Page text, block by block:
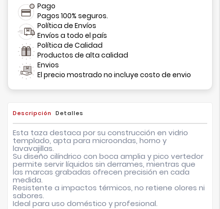
Pago
Pagos 100% seguros.
Política de Envíos
Envíos a todo el país
Política de Calidad
Productos de alta calidad
Envios
El precio mostrado no incluye costo de envio
Descripción Detalles
Esta taza destaca por su construcción en vidrio
templado, apta para microondas, horno y
lavavajillas.
Su diseño cilíndrico con boca amplia y pico vertedor
permite servir líquidos sin derrames, mientras que
las marcas grabadas ofrecen precisión en cada
medida.
Resistente a impactos térmicos, no retiene olores ni
sabores.
Ideal para uso doméstico y profesional.